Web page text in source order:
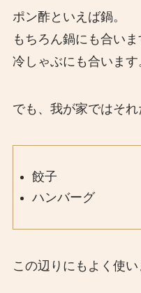
ポン酢といえば鍋。
もちろん鍋にも合いま
冷しゃぶにも合います
でも、我が家ではそれ
餃子
ハンバーグ
この辺りにもよく使い